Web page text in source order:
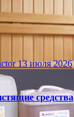
13 июля 2026
средства